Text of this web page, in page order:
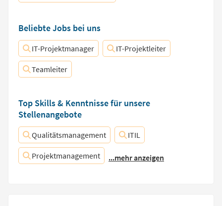
Beliebte Jobs bei uns
IT-Projektmanager IT-Projektleiter
Teamleiter
Top Skills & Kenntnisse für unsere
Stellenangebote
Qualitätsmanagement ITIL
Projektmanagement ...mehr anzeigen